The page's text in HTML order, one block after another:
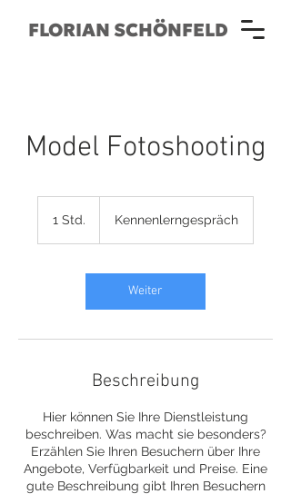
FLORIAN SCHÖNFELD
Model Fotoshooting
1 Std.
d
Kennenlerngespräch
Weiter
Beschreibung
Hier können Sie Ihre Dienstleistung
beschreiben. Was macht sie besonders?
Erzählen Sie Ihren Besuchern über Ihre
Angebote, Verfügbarkeit und Preise. Eine
gute Beschreibung gibt Ihren Besuchern